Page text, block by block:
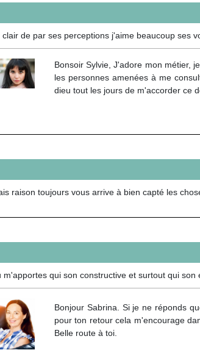
de par ses perceptions j'aime beaucoup ses
Bonsoir Sylvie, J'adore mon métier,
les personnes amenées à me
dieu tout les jours de m'accorder ce
raison toujours vous arrive à bien capté les
qui son constructive et surtout qui son
Bonjour Sabrina. Si je ne réponds
pour ton retour cela m'encourage
Belle route à toi.